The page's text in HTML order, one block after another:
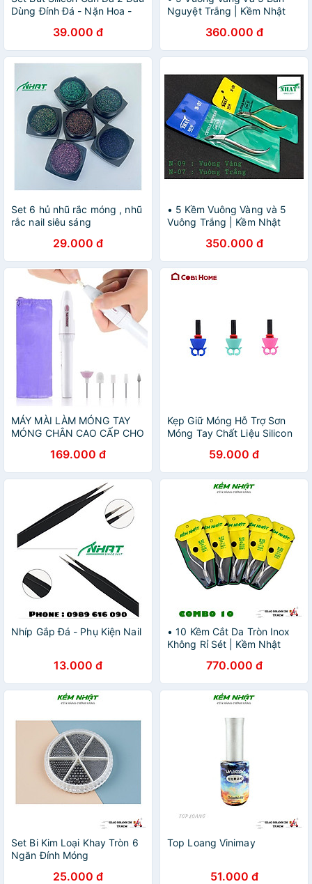
Dùng Đính Đá - Nặn Hoa -
39.000 đ
Nguyệt Trắng | Kềm Nhật
360.000 đ
Set 6 hủ nhũ rắc móng , nhũ
rắc nail siêu sáng
29.000 đ
• 5 Kềm Vuông Vàng và 5
Vuông Trắng | Kềm Nhật
350.000 đ
MÁY MÀI LÀM MÓNG TAY
MÓNG CHÂN CAO CẤP CHO
169.000 đ
Kẹp Giữ Móng Hỗ Trợ Sơn
Móng Tay Chất Liệu Silicon
Tiện Dụng59.000 đ
Nhíp Gắp Đá - Phụ Kiện Nail
13.000 đ
• 10 Kềm Cắt Da Tròn Inox
Không Rỉ Sét | Kềm Nhật
770.000 đ
Set Bi Kim Loại Khay Tròn 6
Ngăn Đính Móng
25.000 đ
Top Loang Vinimay
51.000 đ